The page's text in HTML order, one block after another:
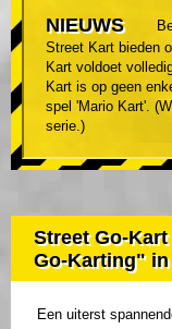
NIEUWS
Street Kart bieden
Kart voldoet
Kart is op geen
spel 'Mario Kart'.
serie.)
Street Go-
Go-Karting" in
Een uiterst